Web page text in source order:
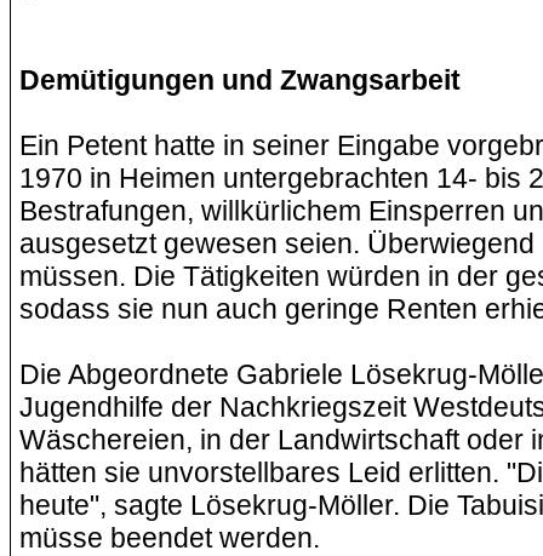
Demütigungen und Zwangsarbeit
Ein Petent hatte in seiner Eingabe
1970 in Heimen untergebrachten 14- bis
Bestrafungen, willkürlichem Einsperren
ausgesetzt gewesen seien.
müssen. Die Tätigkeiten würden in der
sodass sie nun auch geringe Renten
Die Abgeordnete Gabriele Lösekrug-
Jugendhilfe der Nachkriegszeit
Wäschereien, in der Landwirtschaft oder
hätten sie unvorstellbares Leid erlitten.
heute", sagte Lösekrug-Möller. Die
müsse beendet werden.